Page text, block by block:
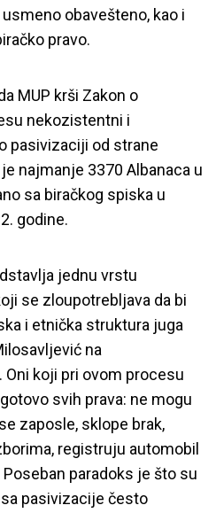
obavešteno, kao i
pravo.
MUP krši Zakon o
nekozistentni i
pasivizaciji od strane
najmanje 3370 Albanaca u
sa biračkog spiska u
godine.
jednu vrstu
se zloupotrebljava da bi
i etnička struktura juga
na
Oni koji pri ovom procesu
svih prava: ne mogu
zaposle, sklope brak,
registruju automobil
paradoks je što su
pasivizacije često